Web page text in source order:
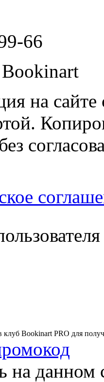
66
на
клуб Bookinart PRO для
на данном